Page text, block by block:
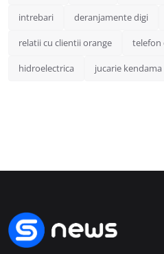
intrebari deranjamente digi
relatii cu clientii orange telefon
hidroelectrica jucarie kendama